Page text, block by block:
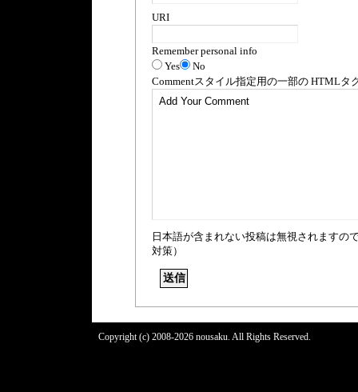
URI
Remember personal info
Yes
No
Commentスタイル指定用の一部の HTMLタ
日本語が含まれない投稿は無視されますの
対策）
Copyright (c) 2008-2026 nousaku. All Rights Reserved.